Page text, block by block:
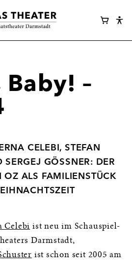
Webshop
Baby! –
CELEBI, STEFAN
GÖSSNER: DER Z
ALS FAMILIENSTÜCK Z
Celebi ist neu im Schauspiel-
Darmstadt,
ist schon seit 2005 am